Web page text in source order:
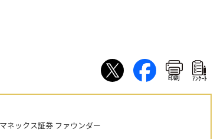
印刷 ｱﾝｹｰﾄ
ネックス証券 ファウンダー